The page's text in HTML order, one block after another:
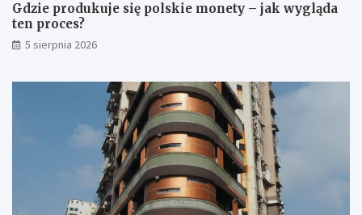
Gdzie produkuje się polskie monety – jak wygląda
ten proces?
5 sierpnia 2026